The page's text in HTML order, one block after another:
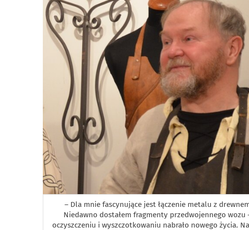
– Dla mnie fascynujące jest łączenie metalu z
Niedawno dostałem fragmenty przedwojennego wozu
oczyszczeniu i wyszczotkowaniu nabrało nowego życia.